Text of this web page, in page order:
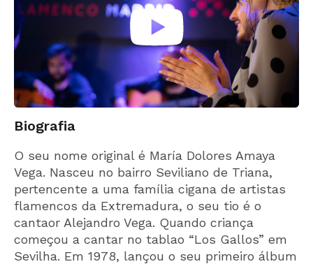
Biografia
O seu nome original é María Dolores Amaya
Vega. Nasceu no bairro Seviliano de Triana,
pertencente a uma família cigana de artistas
flamencos da Extremadura, o seu tio é o
cantaor Alejandro Vega. Quando criança
começou a cantar no tablao “Los Gallos” em
Sevilha. Em 1978, lançou o seu primeiro álbum